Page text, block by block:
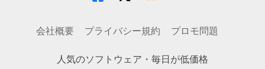
会社概要 プライバシー規約 プロモ問題
人気のソフトウェア・毎日が低価格